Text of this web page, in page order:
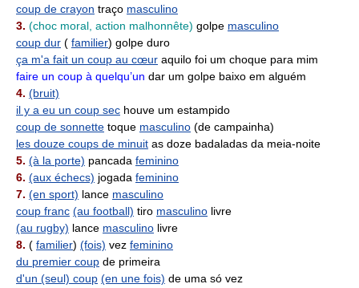
coup de crayon traço masculino
3. (choc moral, action malhonnête) golpe masculino
coup dur ( familier) golpe duro
ça m'a fait un coup au cœur aquilo foi um choque para mim
faire un coup à quelqu’un dar um golpe baixo em alguém
4. (bruit)
il y a eu un coup sec houve um estampido
coup de sonnette toque masculino (de campainha)
les douze coups de minuit as doze badaladas da meia-noite
5. (à la porte) pancada feminino
6. (aux échecs) jogada feminino
7. (en sport) lance masculino
coup franc (au football) tiro masculino livre
(au rugby) lance masculino livre
8. ( familier) (fois) vez feminino
du premier coup de primeira
d'un (seul) coup (en une fois) de uma só vez